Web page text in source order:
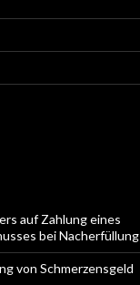
auf Zahlung eines
bei Nacherfüllung
von Schmerzensgeld